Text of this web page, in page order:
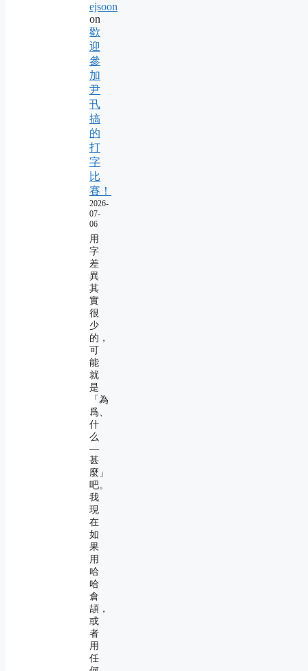
ejsoon
on
歡
迎
參
加
尹
卂
搞
的
打
字
比
賽！
2026-
07-
06
用
字
差
異
其
實
很
少
的，
可
能
就
是
「為
爲、
什
么
―
甚
麼」
吧。
我
現
在
如
果
用
哈
哈
倉
頡，
或
者
用
任